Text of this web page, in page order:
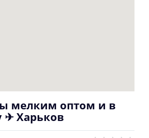
мелким оптом и в
✈ Харьков